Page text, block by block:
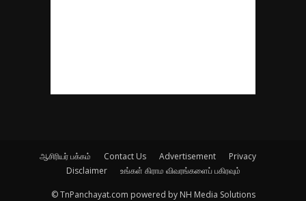
ஆசிரியர் பக்கம் Contact Us Advertisement
Privacy
Disclaimer
உங்கள் கிராம விவரங்களைப் பகிரவும்
© TnPanchayat.com powered by NH Media Solutions